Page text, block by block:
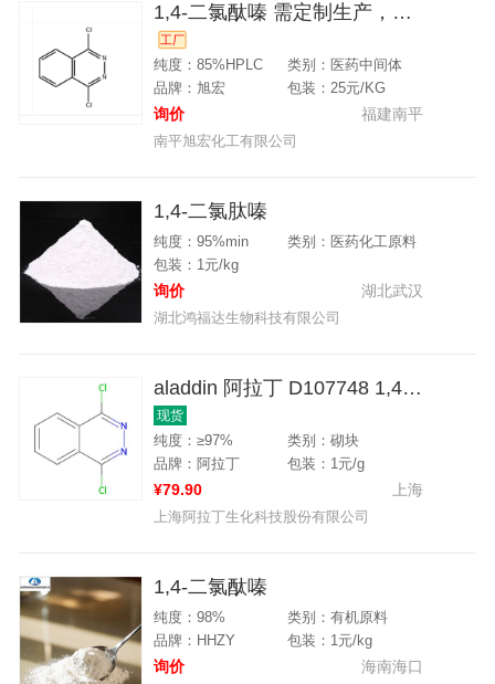
1,4-二氯酞嗪 需定制生产，已供应国内各药厂。
工厂
纯度：85%HPLC
类别：医药中间体
品牌：旭宏
包装：25元/KG
询价 福建南平
南平旭宏化工有限公司
1,4-二氯肽嗪
纯度：95%min
类别：医药化工原料
包装：1元/kg
询价 湖北武汉
湖北鸿福达生物科技有限公司
aladdin 阿拉丁 D107748 1,4-二氯酞嗪 4752-10-7 97%
现货
纯度：≥97%
类别：砌块
品牌：阿拉丁
包装：1元/g
¥79.90 上海
上海阿拉丁生化科技股份有限公司
1,4-二氯酞嗪
纯度：98%
类别：有机原料
品牌：HHZY
包装：1元/kg
询价 海南海口